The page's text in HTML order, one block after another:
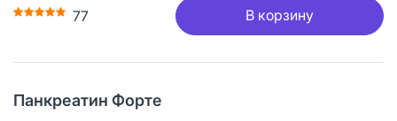
77 В корзину
Панкреатин Форте